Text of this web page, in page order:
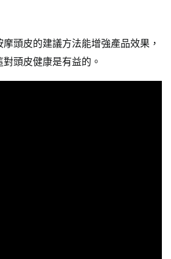
頭皮的建議方法能增強產品效果，
頭皮健康是有益的。